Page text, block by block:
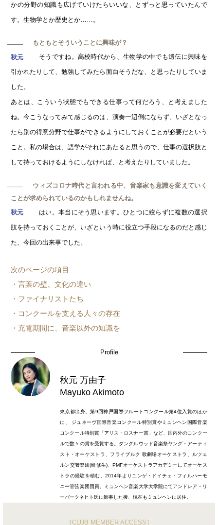
かの分野の知識も広げていけたらいいな、とずっと思っていたんで
す。生物学とか歴史とか……。
─
もともとそういうことに興味が？
秋元
そうですね。高校時代から、生物学の中でも遺伝に興味を
引かれたりして、勉強してみたら面白そうだな、と思ったりしていま
した。
あとは、こういう状態でもできる仕事って何だろう、と考えました
ね。今こうなってみて感じるのは、演奏一辺倒にならず、いざとなっ
たら別の得意分野で仕事ができるようにしておくことが必要だという
こと。私の場合は、語学がそれにあたると思うので、仕事の選択肢と
して持っておけるようにしなければ、と考えたりしていました。
─
ウィズコロナ時代と言われる中、音楽家も意識を変えていく
ことが求められているのかもしれませんね。
秋元
はい。本当にそう思います。ひとつに絞らずに複数の選択
肢を持っておくことが、いざという時に役立つ手段になるのだと感じ
た、今回の出来事でした。
次のページの項目
・言葉の壁、文化の違い
・ファイナリストたち
・コンクールを支える人々の存在
・充電期間に、音楽以外の知識を
Profile
秋元 万由子
Mayuko Akimoto
東京都出身。第9回神戸国際フルートコンクール第4位入賞のほか
に、 ジュネーヴ国際音楽コンクール特別賞やミュンヘン国際音楽
コンクール特別賞「アリス・ロスナー賞」など、国内外のコンクー
ルで数々の賞を受賞する。タングルウッド音楽祭ヤング・アーティ
スト・オーケストラ、フライブルク 歌劇場オーケストラ、ルツェ
ルン交響楽団(研修生)、PMFオーケストラアカデミーにてオーケス
トラの経験を積む。2014年よりユンゲ・ドイチェ・フィルハーモ
ニー管弦楽団団員。ミュンヘン音楽大学大学院にてアンドレア・リ
ーバークネヒト氏に師事した後、現在もミュンヘンに居住。
［CLUB MEMBER ACCESS］